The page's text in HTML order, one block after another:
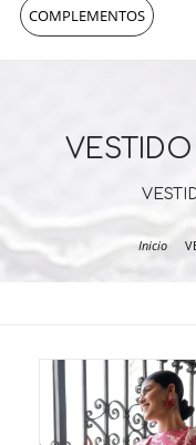
COMPLEMENTOS
VESTIDO
Inicio